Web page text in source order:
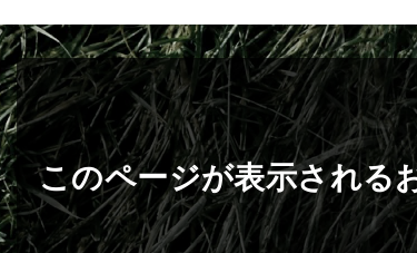
このページが表示される